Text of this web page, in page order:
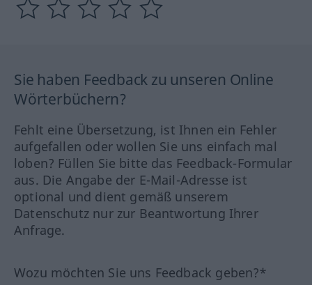
Sie haben Feedback zu unseren Online
Wörterbüchern?
Fehlt eine Übersetzung, ist Ihnen ein Fehler
aufgefallen oder wollen Sie uns einfach mal
loben? Füllen Sie bitte das Feedback-Formular
aus. Die Angabe der E-Mail-Adresse ist
optional und dient gemäß unserem
Datenschutz nur zur Beantwortung Ihrer
Anfrage.
Wozu möchten Sie uns Feedback geben?*